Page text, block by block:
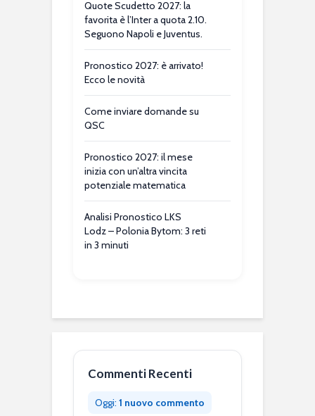
Quote Scudetto 2027: la
favorita è l’Inter a quota 2.10.
Seguono Napoli e Juventus.
Pronostico 2027: è arrivato!
Ecco le novità
Come inviare domande su
QSC
Pronostico 2027: il mese
inizia con un’altra vincita
potenziale matematica
Analisi Pronostico LKS
Lodz – Polonia Bytom: 3 reti
in 3 minuti
Commenti Recenti
Oggi: 1 nuovo commento